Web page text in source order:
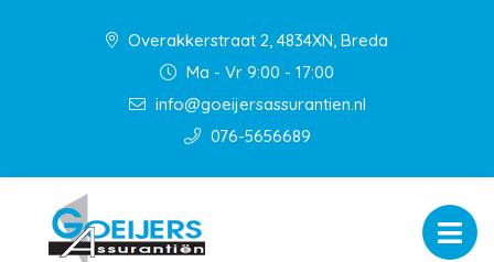
Overakkerstraat 2, 4834XN, Breda
Ma - Vr 9:00 - 17:00
info@goeijersassurantien.nl
076-5656689